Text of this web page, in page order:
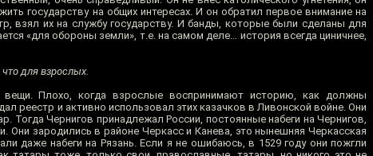
государству на общих интересах. И он обратил первое внимание на
взял их на службу государству. И банды, которые были сделаны для
«для обороны земли», т.е. на самом деле… история всегда циничнее,
что для взрослых.
Плохо, когда взрослые воспринимают историю, как должны
реестр и активно использовал этих казачков в Ливонской войне. Они
Тогда Чернигов принадлежал России, постоянные набеги на Чернигов,
зародились в районе Черкасс и Канева, это нынешняя Черкасская
даже набеги на Рязань. Если я не ошибаюсь, в 1529 году они пожгли